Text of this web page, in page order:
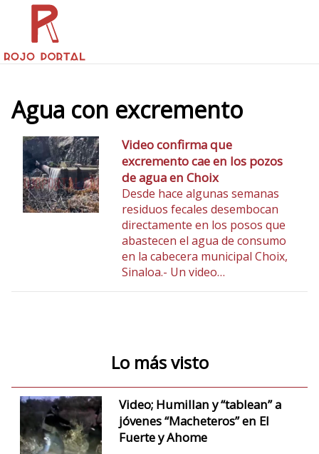
Agua con excremento
Video confirma que
excremento cae en los pozos
de agua en Choix
Desde hace algunas semanas
residuos fecales desembocan
directamente en los posos que
abastecen el agua de consumo
en la cabecera municipal Choix,
Sinaloa.- Un video…
Lo más visto
Video; Humillan y “tablean” a
jóvenes “Macheteros” en El
Fuerte y Ahome